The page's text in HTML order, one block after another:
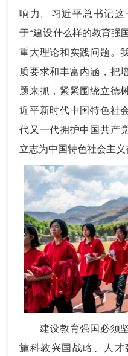
响力。习近平总书记
于“建设什么样的教育强
重大理论和实践问题。
质要求和丰富内涵，把
题来抓，紧紧围绕立德
近平新时代中国特色社
代又一代拥护中国共产
立志为中国特色社会主义
建设教育强国必须坚
施科教兴国战略、人